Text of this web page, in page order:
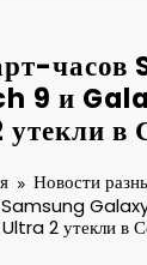
9 и
в
Новости
Samsung
2 утекли в